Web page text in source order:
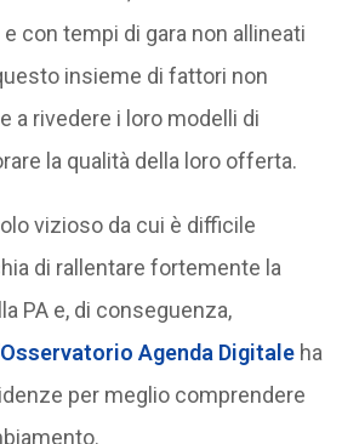
con tempi di gara non allineati
insieme di fattori non
a rivedere i loro modelli di
la qualità della loro offerta.
vizioso da cui è difficile
di rallentare fortemente la
PA e, di conseguenza,
Osservatorio Agenda Digitaleha
per meglio comprendere